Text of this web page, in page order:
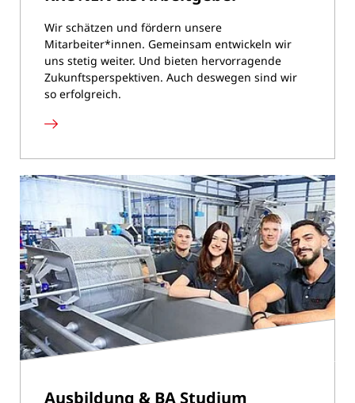
Wir schätzen und fördern unsere
Mitarbeiter*innen. Gemeinsam entwickeln wir
uns stetig weiter. Und bieten hervorragende
Zukunftsperspektiven. Auch deswegen sind wir
so erfolgreich.
KRONEN
als
Arbeitgeber